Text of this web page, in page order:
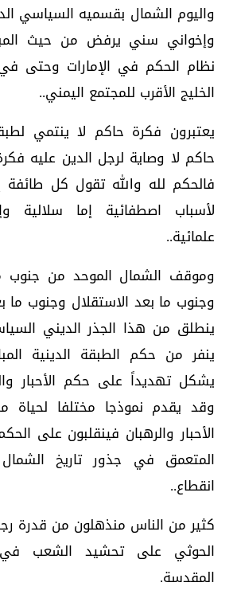
واليوم الشمال بقسميه السياسي
وإخواني سني يرفض من حيث
نظام الحكم في الإمارات وحتى
الخليج الأقرب للمجتمع اليمني..
يعتبرون فكرة حاكم لا ينتمي
حاكم لا وصاية لرجل الدين عليه
فالحكم لله والله تقول كل طائفة
لأسباب اصطفائية إما سلالية
علمائية..
وموقف الشمال الموحد من جنوب
وجنوب ما بعد الاستقلال وجنوب ما
ينطلق من هذا الجذر الديني
ينفر من حكم الطبقة الدينية
يشكل تهديداً على حكم الأحبار
وقد يقدم نموذجا مختلفا لحياة
الأحبار والرهبان فينقلبون على
المتعمق في جذور تاريخ
انقطاع..
كثير من الناس منذهلون من قدرة
الحوثي على تحشيد الشعب في
المقدسة.